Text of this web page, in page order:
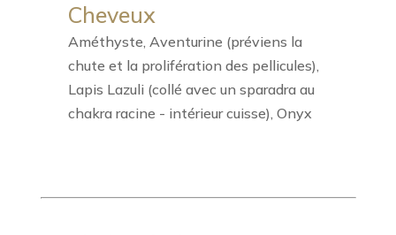
Cheveux
Améthyste, Aventurine (préviens la
chute et la prolifération des pellicules),
Lapis Lazuli (collé avec un sparadra au
chakra racine - intérieur cuisse), Onyx